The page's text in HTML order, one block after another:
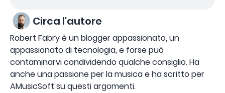
Circa l'autore
Robert Fabry è un blogger appassionato, un
appassionato di tecnologia, e forse può
contaminarvi condividendo qualche consiglio. Ha
anche una passione per la musica e ha scritto per
AMusicSoft su questi argomenti.